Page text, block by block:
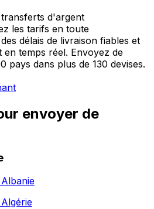
d'argent
les tarifs en toute
délais de livraison fiables et
temps réel. Envoyez de
pays dans plus de 130 devises.
envoyer de
Albanie
Algérie